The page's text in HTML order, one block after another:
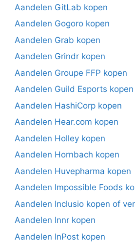
Aandelen GitLab kopen
Aandelen Gogoro kopen
Aandelen Grab kopen
Aandelen Grindr kopen
Aandelen Groupe FFP kopen
Aandelen Guild Esports kopen
Aandelen HashiCorp kopen
Aandelen Hear.com kopen
Aandelen Holley kopen
Aandelen Hornbach kopen
Aandelen Huvepharma kopen
Aandelen Impossible Foods
Aandelen Inclusio kopen of
Aandelen Innr kopen
Aandelen InPost kopen